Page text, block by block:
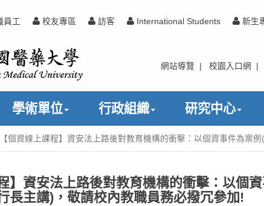
員工 校友專區 訪客 International Students 新生
網站導覽 校園入口網
學術單位 行政組織 研究中心
【個資線上課程】資安法上路後對教育機構的衝擊：以個資事件為案
】資安法上路後對教育機構的衝擊：以個
長主講)，敬請校內教職員務必撥冗參加!